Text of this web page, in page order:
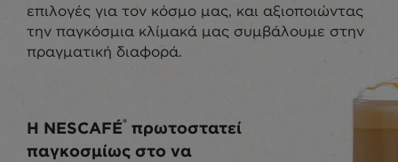
επιλογές για τον κόσμο μας, και αξιοποιώντας
την παγκόσμια κλίμακά μας συμβάλουμε στην
πραγματική διαφορά.
Η NESCAFÉ® πρωτοστατεί
παγκοσμίως στο να